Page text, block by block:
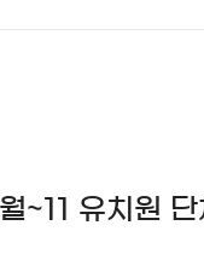
~11 유치원 단